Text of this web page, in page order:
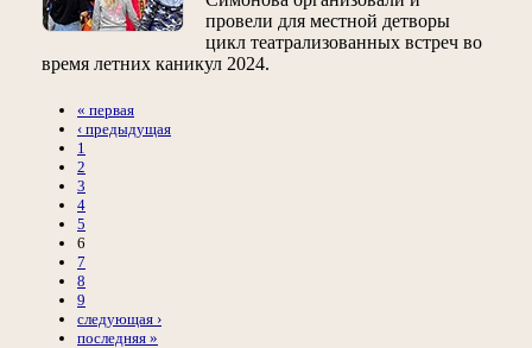
провели для местной детворы
цикл театрализованных встреч во
время летних каникул 2024.
« первая
‹ предыдущая
1
2
3
4
5
6
7
8
9
следующая ›
последняя »